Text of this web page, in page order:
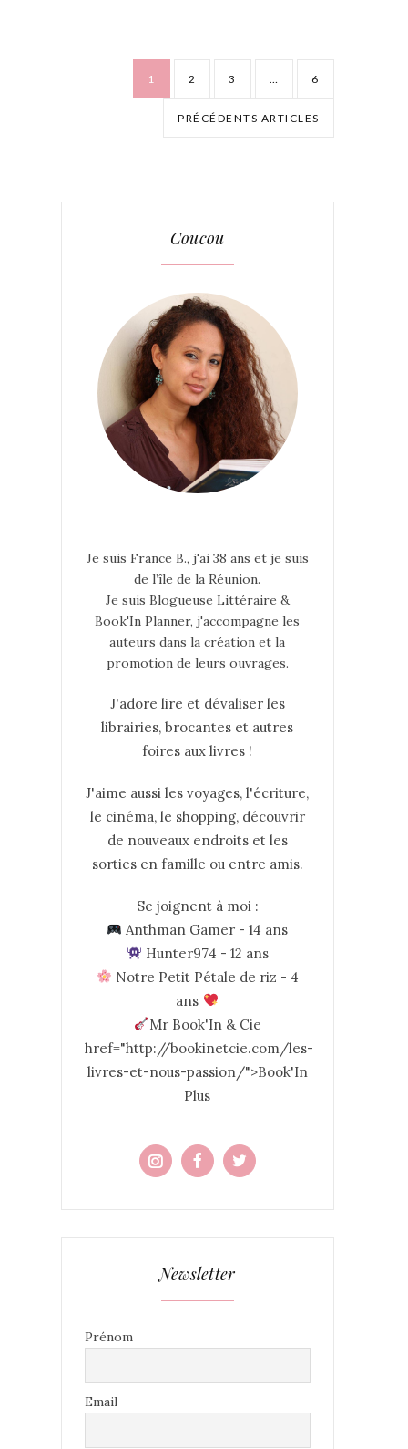
1 2 3 … 6
PRÉCÉDENTS ARTICLES
Coucou
Je suis France B., j'ai 38 ans et je suis
de l’île de la Réunion.
Je suis Blogueuse Littéraire &
Book'In Planner, j'accompagne les
auteurs dans la création et la
promotion de leurs ouvrages.
J'adore lire et dévaliser les
librairies, brocantes et autres
foires aux livres !
J'aime aussi les voyages, l'écriture,
le cinéma, le shopping, découvrir
de nouveaux endroits et les
sorties en famille ou entre amis.
Se joignent à moi :
Anthman Gamer - 14 ans
Hunter974 - 12 ans
Notre Petit Pétale de riz - 4
ans
Mr Book'In & Cie
href="http://bookinetcie.com/les-
livres-et-nous-passion/">Book'In
Plus
Newsletter
Prénom
Email